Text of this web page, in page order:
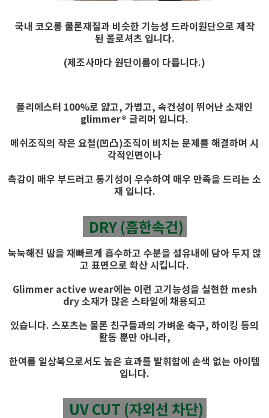
국내 코오롱 쿨론재질과 비슷한 기능성 드라이원단으로 제작
된 폴로셔츠 입니다.
(제조사마다 원단이름이 다릅니다.)
폴리에스터 100%로 얇고, 가볍고, 속건성이 뛰어난 소재인
glimmer® 글리머 입니다.
메쉬조직의 작은 요철(凹凸)조직이 비치는 문제를 해결하며 시
각적인면이나
촉감이 매우 부드러고 통기성이 우수하여 매우 만족을 드리는 소
재 입니다.
DRY (흡한속건)
눅눅해진 땀을 재빠르게 흡수하고 수분을 섬유내에 담아 두지 않
고 표면으로 확산 시킵니다.
Glimmer active wear에는 이런 고기능성을 실현한 mesh
dry 소재가 많은 스타일에 채용되고
있습니다. 스포츠는 물론 친구들과의 가벼운 축구, 하이킹 등의
활동 뿐만 아니라,
한여름 일상복으로서도 높은 효과를 발휘함에 손색 없는 아이템
입니다.
UV CUT (자외선 차단)